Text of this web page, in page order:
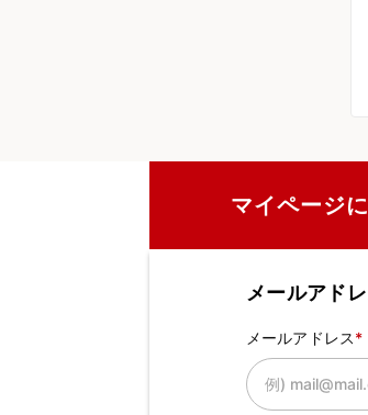
マイページ
メールアド
メールアドレス